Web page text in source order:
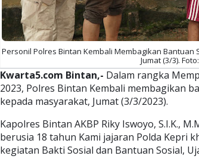
Personil Polres Bintan Kembali Membagikan
Jumat (3/3).
Kwarta5.com Bintan,- Dalam rangka
2023, Polres Bintan Kembali membagikan
kepada masyarakat, Jumat (3/3/2023).
Kapolres Bintan AKBP Riky Iswoyo, S.I.K.,
berusia 18 tahun Kami jajaran Polda Kepri
kegiatan Bakti Sosial dan Bantuan Sosial,